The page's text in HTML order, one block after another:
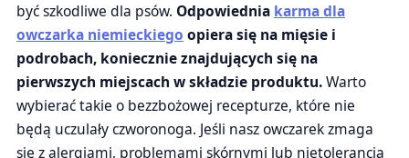
być szkodliwe dla psów. Odpowiednia karma dla
owczarka niemieckiego opiera się na mięsie i
podrobach, koniecznie znajdujących się na
pierwszych miejscach w składzie produktu.Warto
wybierać takie o bezzbożowej recepturze, które nie
będą uczulały czworonoga. Jeśli nasz owczarek zmaga
się z alergiami, problemami skórnymi lub nietolerancją